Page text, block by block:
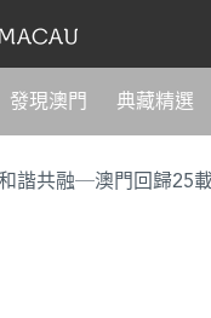
發現澳門 典藏精選
諧共融─澳門回歸25